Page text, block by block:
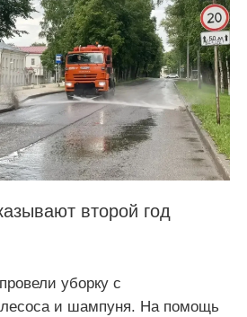
второй год
уборку с
и шампуня. На помощь